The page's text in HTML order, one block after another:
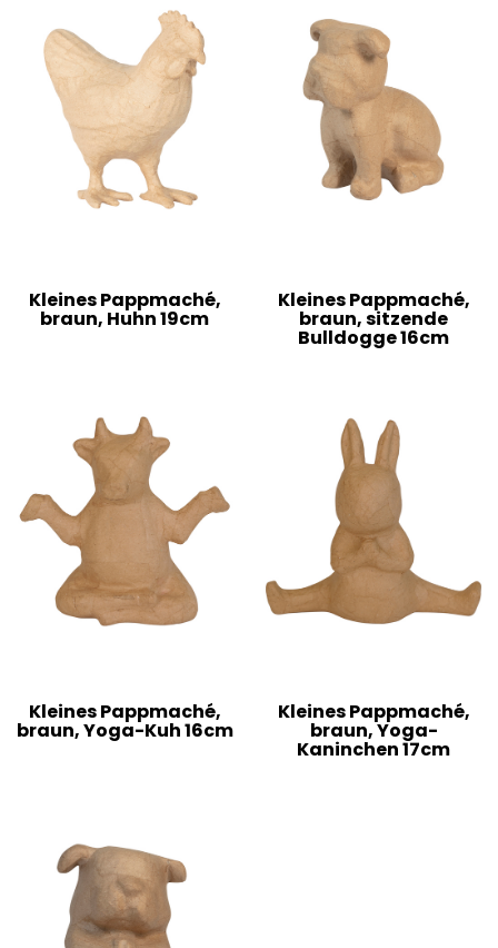
Kleines Pappmaché,
braun, Huhn 19cm
Kleines Pappmaché,
braun, sitzende
Bulldogge 16cm
Kleines Pappmaché,
braun, Yoga-Kuh 16cm
Kleines Pappmaché,
braun, Yoga-
Kaninchen 17cm